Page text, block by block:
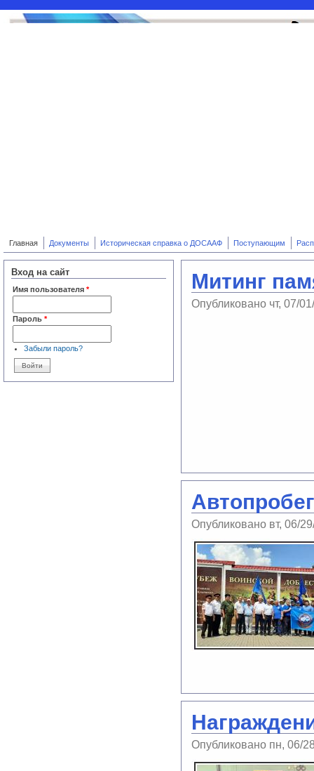
Перейти к основному содержанию
Главная Документы Историческая справка о ДОСААФ Поступающим
Вход на сайт
Имя пользователя *
Пароль *
Забыли пароль?
Митинг
Опубликовано чт, 07/
Опубликовано вт, 06/
Опубликовано пн, 06/